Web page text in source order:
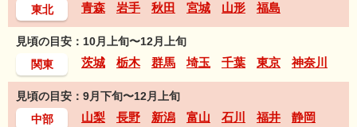
東北
青森 岩手 秋田 宮城 山形 福島
見頃の目安：10月上旬〜12月上旬
関東
茨城 栃木 群馬 埼玉 千葉 東京 神奈川
見頃の目安：9月下旬〜12月上旬
中部
山梨 長野 新潟 富山 石川 福井
静岡